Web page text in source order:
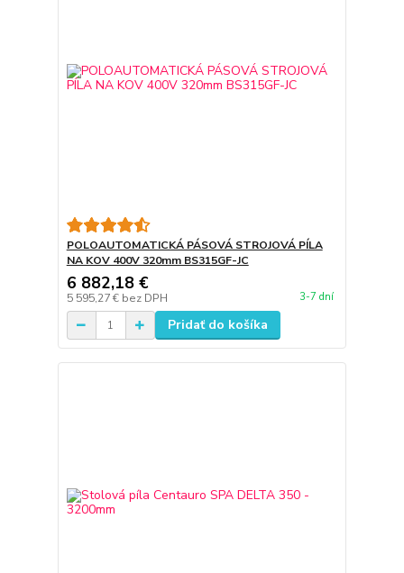
POLOAUTOMATICKÁ PÁSOVÁ STROJOVÁ PÍLA
NA KOV 400V 320mm BS315GF-JC
6 882,18 €
5 595,27 € bez DPH 3-7 dní
Pridať do košíka